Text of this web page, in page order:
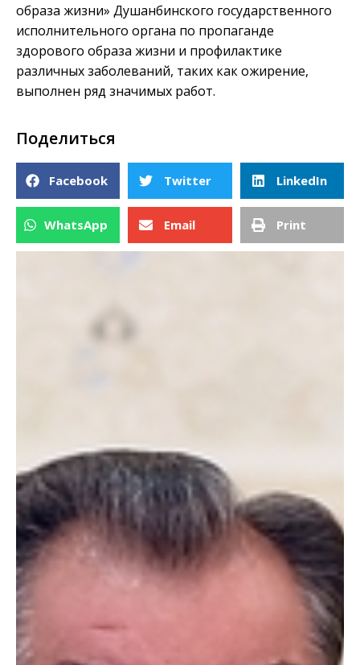
образа жизни» Душанбинского государственного
исполнительного органа по пропаганде
здорового образа жизни и профилактике
различных заболеваний, таких как ожирение,
выполнен ряд значимых работ.
Поделиться
Facebook Twitter LinkedIn
WhatsApp Email Print